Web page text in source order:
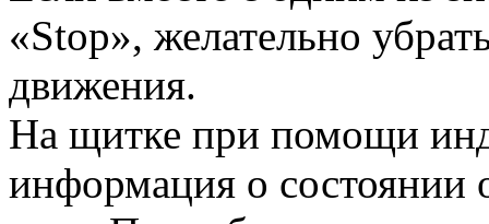
«Stop», желательно
движения.
На щитке при помощи
информация о состоянии